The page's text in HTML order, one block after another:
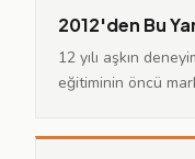
2012'den Bu
12 yılı aşkın
eğitiminin öncü